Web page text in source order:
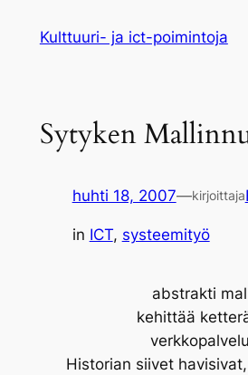
sisältöön
Kulttuuri- ja ict-poimintoja
Sytyken
huhti 18, 2007—kirjoittaja
in ICT, systeemityö
abstrakti
kehittää
Historian siivet